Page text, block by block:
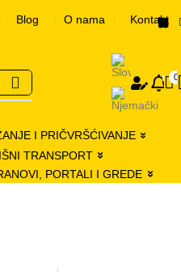
Blog O nama Kontakt
se
0 0
I PRIČVRŠĆIVANJE
TRANSPORT
PORTALI I GREDE